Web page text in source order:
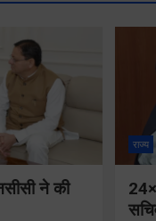
ने की
राज्य